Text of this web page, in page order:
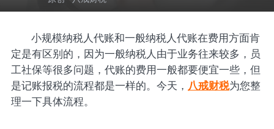
小规模纳税人代账和一般纳税人代账在费用方面肯
定是有区别的，因为一般纳税人由于业务往来较多，员
工社保等很多问题，代账的费用一般都要便宜一些，但
是记账报税的流程都是一样的。今天， 八戒财税为您整
理一下具体流程。